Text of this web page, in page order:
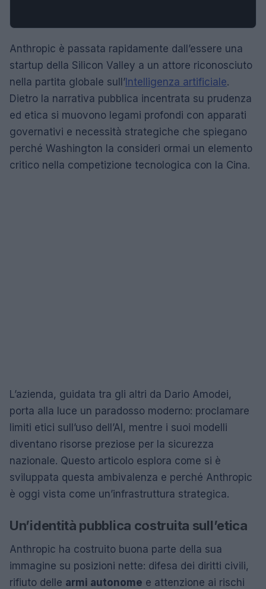
Anthropic è passata rapidamente dall’essere una
startup della Silicon Valley a un attore riconosciuto
nella partita globale sull’ Intelligenza artificiale.
Dietro la narrativa pubblica incentrata su prudenza
ed etica si muovono legami profondi con apparati
governativi e necessità strategiche che spiegano
perché Washington la consideri ormai un elemento
critico nella competizione tecnologica con la Cina.
L’azienda, guidata tra gli altri da Dario Amodei,
porta alla luce un paradosso moderno: proclamare
limiti etici sull’uso dell’AI, mentre i suoi modelli
diventano risorse preziose per la sicurezza
nazionale. Questo articolo esplora come si è
sviluppata questa ambivalenza e perché Anthropic
è oggi vista come un’infrastruttura strategica.
Un’identità pubblica costruita sull’etica
Anthropic ha costruito buona parte della sua
immagine su posizioni nette: difesa dei diritti civili,
rifiuto delle armi autonome e attenzione ai rischi